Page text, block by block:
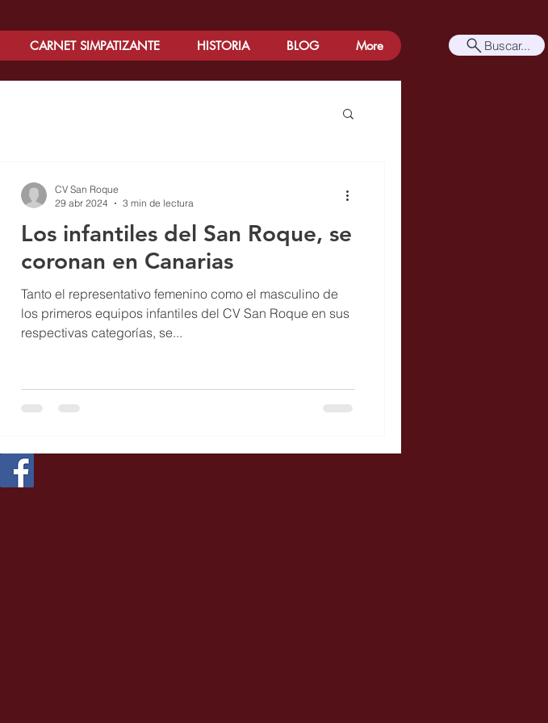
CARNET SIMPATIZANTE HISTORIA BLOG More Buscar...
Los infantiles del San Roque, se
coronan en Canarias
Tanto el representativo femenino como el masculino de
los primeros equipos infantiles del CV San Roque en sus
respectivas categorías, se...
CV San Roque
29 abr 2024
3 min de lectura